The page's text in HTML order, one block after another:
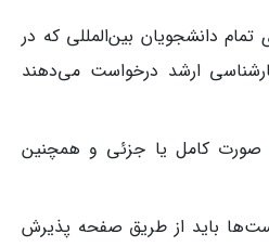
تمام دانشجویان بین‌المللی که در
ارشد درخواست می‌دهند
صورت کامل یا جزئی و همچنین
باید از طریق صفحه پذیرش